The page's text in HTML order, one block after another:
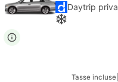
Tasse incluse